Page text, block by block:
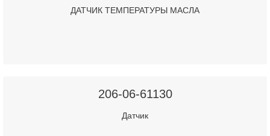
ДАТЧИК ТЕМПЕРАТУРЫ МАСЛА
206-06-61130
Датчик